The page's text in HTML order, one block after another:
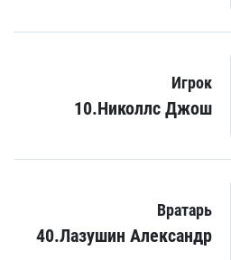
Игрок
10.Николлс Джош
Вратарь
40.Лазушин Александр